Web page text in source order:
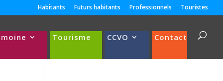
Habitants Futurs habitants Professionnels Touristes
Tourisme CCVO Contact